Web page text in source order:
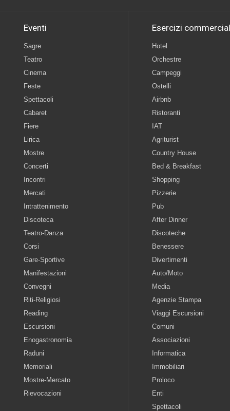
Eventi
Sagre
Teatro
Cinema
Feste
Spettacoli
Cabaret
Fiere
Lirica
Mostre
Concerti
Incontri
Mercati
Intrattenimento
Discoteca
Teatro-Danza
Corsi
Gare-Sportive
Manifestazioni
Convegni
Riti-Religiosi
Reading
Escursioni
Enogastronomia
Raduni
Memoriali
Mostre-Mercato
Rievocazioni
Esercizi
Hotel
Orchestre
Campeggi
Ostelli
Airbnb
Ristoranti
IAT
Agriturist
Country House
Bed & Breakfast
Shopping
Pizzerie
Pub
After Dinner
Discoteche
Benessere
Divertimenti
Auto/Moto
Media
Agenzie Stampa
Viaggi Escursioni
Comuni
Associazioni
Informatica
Immobiliari
Proloco
Enti
Spettacoli